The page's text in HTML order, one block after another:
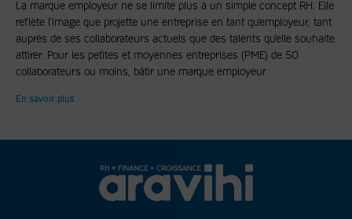
La marque employeur ne se limite plus à un simple concept RH. Elle
reflète l’image que projette une entreprise en tant qu’employeur, tant
auprès de ses collaborateurs actuels que des talents qu’elle souhaite
attirer. Pour les petites et moyennes entreprises (PME) de 50
collaborateurs ou moins, bâtir une marque employeur
En savoir plus